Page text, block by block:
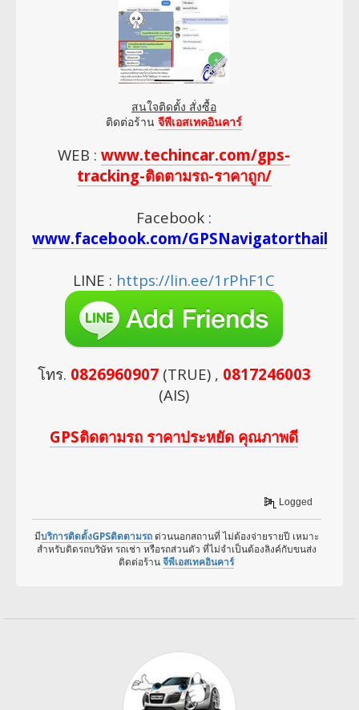
สนใจติดตั้ง สั่งซื้อ
ติดต่อร้าน จีพีเอสเทคอินคาร์
WEB : www.techincar.com/gps-
tracking-ติดตามรถ-ราคาถูก/
Facebook :
www.facebook.com/
LINE : https://lin.ee/1rPhF1C
โทร. 0826960907(TRUE) , 0817246003
(AIS)
GPSติดตามรถ ราคาประหยัด คุณภาพดี
Logged
มีบริการติดตั้งGPSติดตามรถด่วนนอกสถานที่ ไม่ต้องจ่ายรายปี เหมาะ
สำหรับติดรถบริษัท รถเช่า หรือรถส่วนตัว ที่ไม่จำเป็นต้องลิงค์กับขนส่ง
ติดต่อร้านจีพีเอสเทคอินคาร์